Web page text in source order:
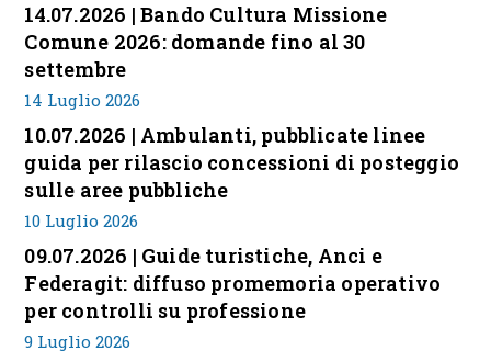
14.07.2026 | Bando Cultura Missione
Comune 2026: domande fino al 30
settembre
14 Luglio 2026
10.07.2026 | Ambulanti, pubblicate linee
guida per rilascio concessioni di posteggio
sulle aree pubbliche
10 Luglio 2026
09.07.2026 | Guide turistiche, Anci e
Federagit: diffuso promemoria operativo
per controlli su professione
9 Luglio 2026